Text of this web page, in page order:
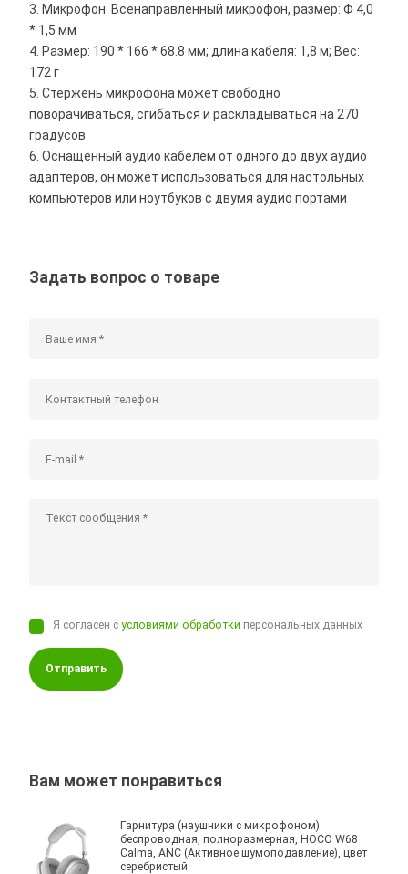
3. Микрофон: Всенаправленный микрофон, размер: Φ 4,0
* 1,5 мм
4. Размер: 190 * 166 * 68.8 мм; длина кабеля: 1,8 м; Вес:
172 г
5. Стержень микрофона может свободно
поворачиваться, сгибаться и раскладываться на 270
градусов
6. Оснащенный аудио кабелем от одного до двух аудио
адаптеров, он может использоваться для настольных
компьютеров или ноутбуков с двумя аудио портами
Задать вопрос о товаре
Я согласен сусловиями обработки персональных данных
Отправить
Вам может понравиться
Гарнитура (наушники с микрофоном)
беспроводная, полноразмерная, HOCO W68
Calma, ANC (Активное шумоподавление), цвет
серебристый